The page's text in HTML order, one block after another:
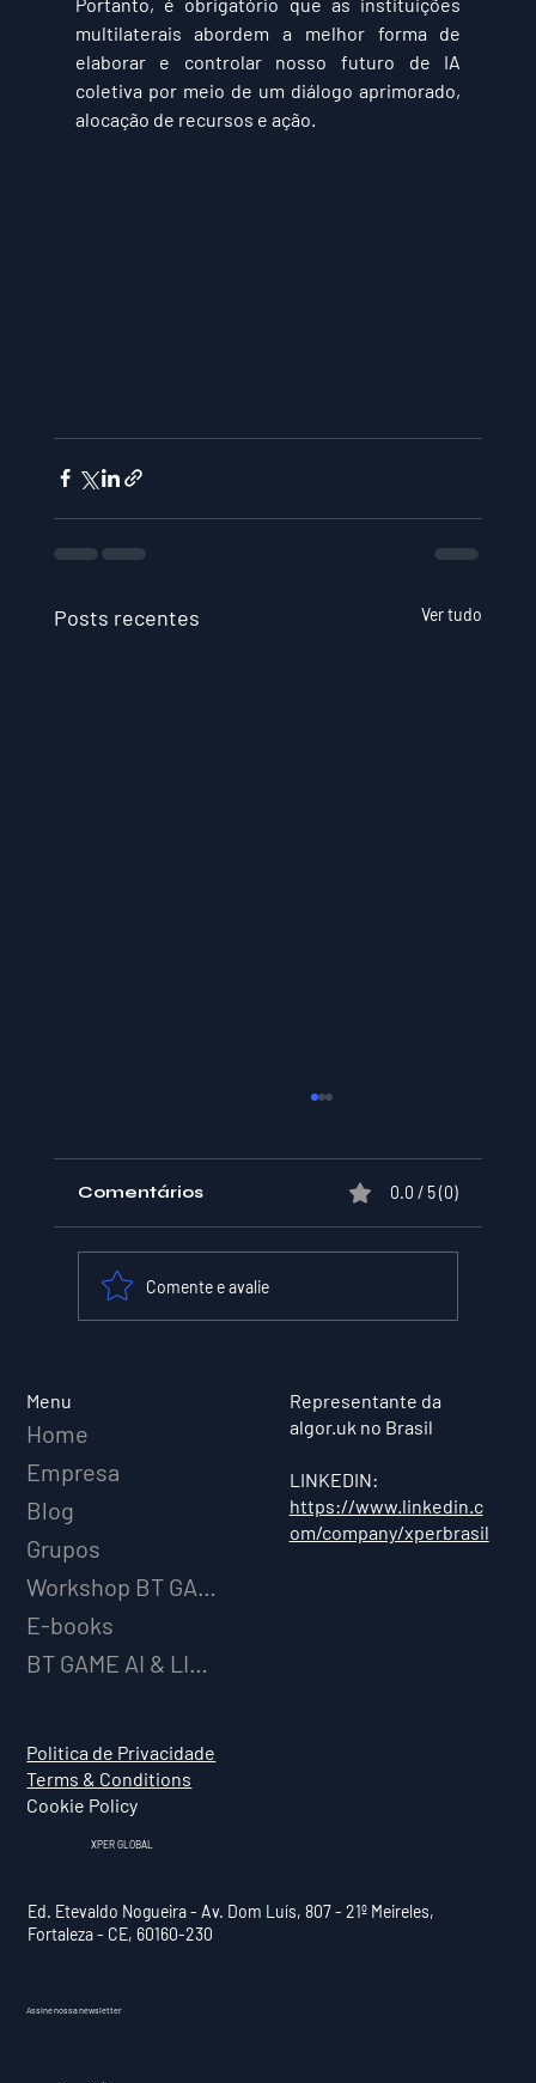
Portanto, é obrigatório que as instituições
multilaterais abordem a melhor forma de
elaborar e controlar nosso futuro de IA
coletiva por meio de um diálogo aprimorado,
alocação de recursos e ação.
Posts recentes Ver tudo
Comentários 0.0 / 5 (0)
Comente e avalie
Menu
Home
Empresa
Blog
Grupos
Workshop BT GAME AI
E-books
BT GAME AI & LICENCIAMENTO
Politica de Privacidade
Terms & Conditions
Cookie Policy
Representante da
algor.uk no Brasil
LINKEDIN:
https://www.linkedin.c
om/company/xperbrasil
XPER GLOBAL
Ed. Etevaldo Nogueira - Av. Dom Luís, 807 - 21º Meireles,
Fortaleza - CE, 60160-230
Assine nossa newsletter